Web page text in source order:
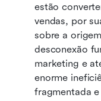
estão
vendas, por
sobre a
desconexão
marketing e
enorme
fragmentada